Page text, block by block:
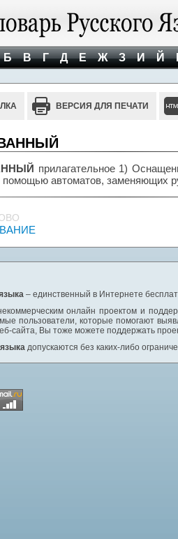
Б В Г Д Е Ж З И Й
ВЕРСИЯ ДЛЯ ПЕЧАТИ
прилагательное 1)
автоматов, заменяющих
– единственный в Интернете
онлайн проектом и
пользователи, которые помогают
сайта, Вы тоже можете поддержать
допускаются без каких-либо